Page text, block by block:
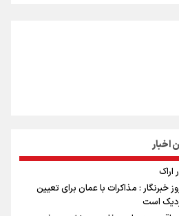
اخبار
اراک
: مذاکرات با عمان برای تعیین
است